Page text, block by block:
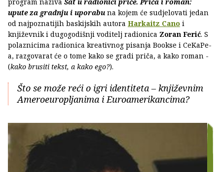
program naziva Sat u radionici priče. Priča i roman:
upute za gradnju i uporabu na kojem će sudjelovati jedan
od najpoznatijih baskijskih autora Harkaitz Cano i
književnik i dugogodišnji voditelj radionica Zoran Ferić. S
polaznicima radionica kreativnog pisanja Bookse i CeKaPe-
a, razgovarat će o tome kako se gradi priča, a kako roman -
(kako brusiti tekst, a kako ego?).
Što se može reći o igri identiteta – književnim
Ameroeuropljanima i Euroamerikancima?